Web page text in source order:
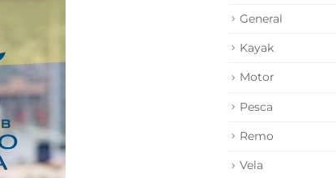
General
Kayak
Motor
Pesca
Remo
Vela